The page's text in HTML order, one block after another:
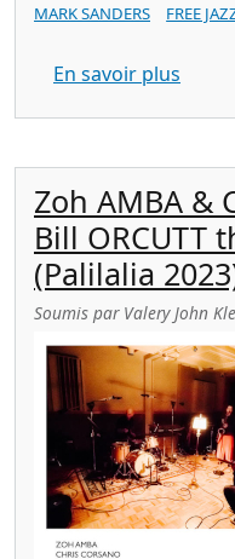
MARK SANDERS
FREE
En savoir plus
Zoh AMBA &
Bill ORCUTT
(Palilalia
Soumis par Valery John